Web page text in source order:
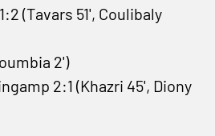
(Tavars 51', Coulibaly
2')
2:1 (Khazri 45', Diony